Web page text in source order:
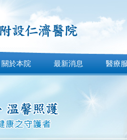
關於本院 最新消息 醫療